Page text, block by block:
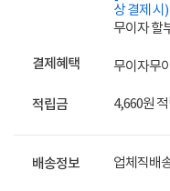
상 결제 시)
무이자 할
결제혜택 무이자무
적립금 4,660원
배송정보 업체직배